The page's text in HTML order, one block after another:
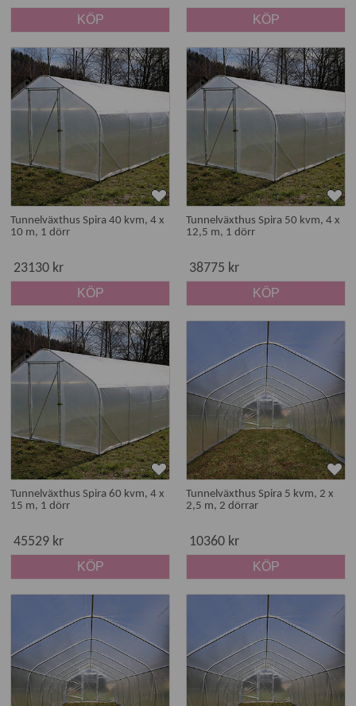
KÖP KÖP
Tunnelväxthus Spira 40 kvm, 4 x
10 m, 1 dörr
23130 kr
KÖP
Tunnelväxthus Spira 50 kvm, 4 x
12,5 m, 1 dörr
38775 kr
KÖP
Tunnelväxthus Spira 60 kvm, 4 x
15 m, 1 dörr
45529 kr
KÖP
Tunnelväxthus Spira 5 kvm, 2 x
2,5 m, 2 dörrar
10360 kr
KÖP